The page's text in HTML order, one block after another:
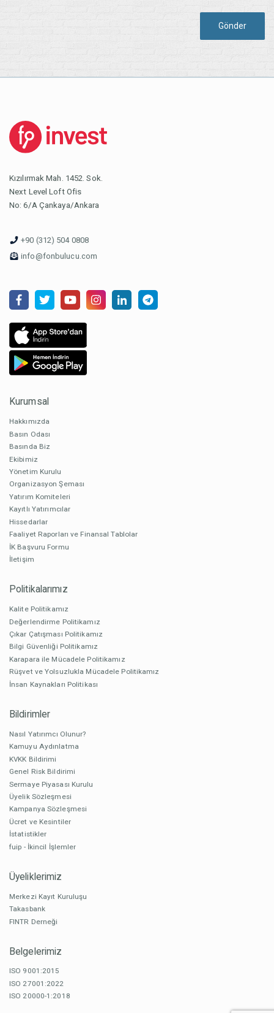
Gönder
Kızılırmak Mah. 1452. Sok.
Next Level Loft Ofis
No: 6/A Çankaya/Ankara
+90 (312) 504 0808
info@fonbulucu.com
Kurumsal
Hakkımızda
Basın Odası
Basında Biz
Ekibimiz
Yönetim Kurulu
Organizasyon Şeması
Yatırım Komiteleri
Kayıtlı Yatırımcılar
Hissedarlar
Faaliyet Raporları ve Finansal Tablolar
İK Başvuru Formu
İletişim
Politikalarımız
Kalite Politikamız
Değerlendirme Politikamız
Çıkar Çatışması Politikamız
Bilgi Güvenliği Politikamız
Karapara ile Mücadele Politikamız
Rüşvet ve Yolsuzlukla Mücadele Politikamız
İnsan Kaynakları Politikası
Bildirimler
Nasıl Yatırımcı Olunur?
Kamuyu Aydınlatma
KVKK Bildirimi
Genel Risk Bildirimi
Sermaye Piyasası Kurulu
Üyelik Sözleşmesi
Kampanya Sözleşmesi
Ücret ve Kesintiler
İstatistikler
fuip - İkincil İşlemler
Üyeliklerimiz
Merkezi Kayıt Kuruluşu
Takasbank
FINTR Derneği
Belgelerimiz
ISO 9001:2015
ISO 27001:2022
ISO 20000-1:2018